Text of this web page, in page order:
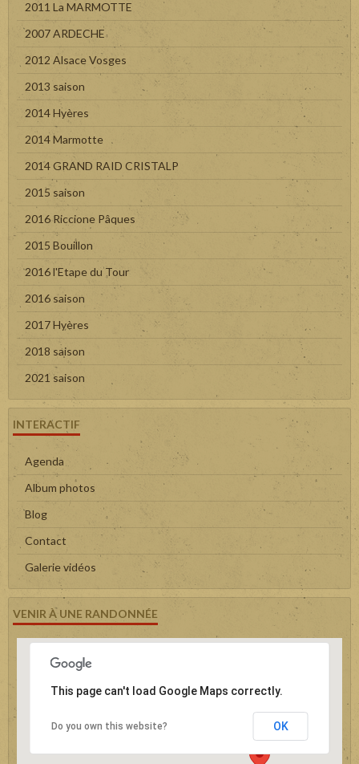
2011 La MARMOTTE
2007 ARDECHE
2012 Alsace Vosges
2013 saison
2014 Hyères
2014 Marmotte
2014 GRAND RAID CRISTALP
2015 saison
2016 Riccione Pâques
2015 Bouillon
2016 l'Etape du Tour
2016 saison
2017 Hyères
2018 saison
2021 saison
INTERACTIF
Agenda
Album photos
Blog
Contact
Galerie vidéos
VENIR À UNE RANDONNÉE
This page can't load Google Maps correctly.
Do you own this website? OK